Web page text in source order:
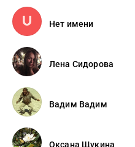
Нет имени
Лена Сидорова
Вадим Вадим
Оксана Щукина